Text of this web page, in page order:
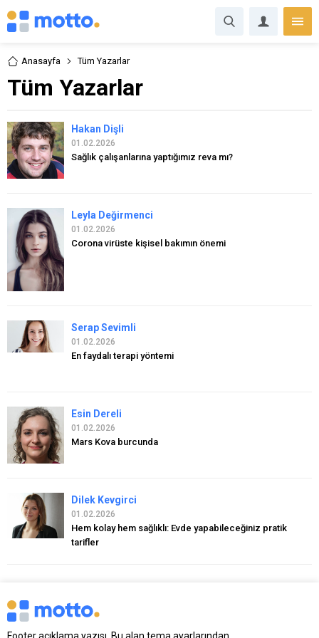
Anasayfa Tüm Yazarlar
Tüm Yazarlar
Hakan Dişli
01.02.2026
Sağlık çalışanlarına yaptığımız reva mı?
Leyla Değirmenci
01.02.2026
Corona virüste kişisel bakımın önemi
Serap Sevimli
01.02.2026
En faydalı terapi yöntemi
Esin Dereli
01.02.2026
Mars Kova burcunda
Dilek Kevgirci
01.02.2026
Hem kolay hem sağlıklı: Evde yapabileceğiniz pratik
tarifler